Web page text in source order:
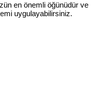
en önemli öğünüdür ve
uygulayabilirsiniz.